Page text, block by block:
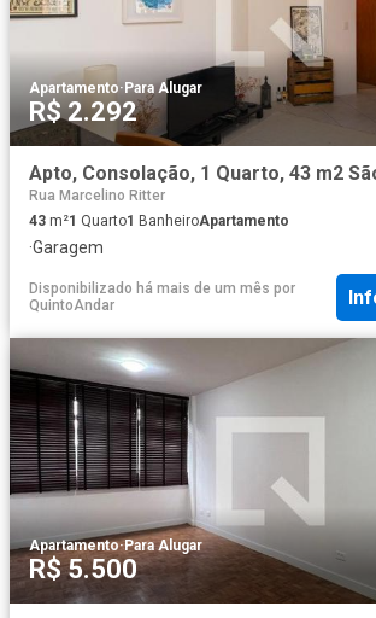
Apartamento·Para Alugar
R$ 2.292
Apto, Consolação, 1 Quarto, 43 m2
Rua Marcelino Ritter
43 m²1 Quarto1 BanheiroApartamento
·Garagem
Disponibilizado há mais de um mês por
QuintoAndar
Apartamento·Para Alugar
R$ 5.500